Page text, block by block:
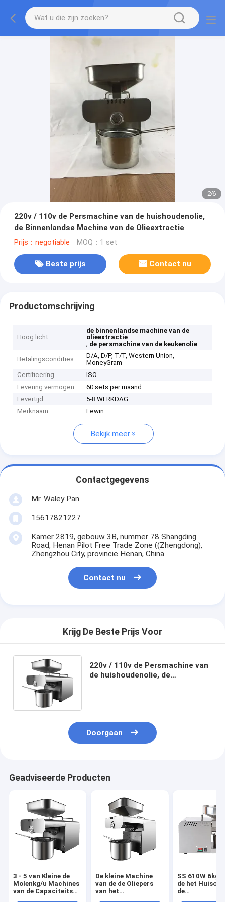
2/6
220v / 110v de Persmachine van de huishoudenolie,
de Binnenlandse Machine van de Olieextractie
Prijs：negotiable MOQ：1 set
Beste prijs Contact nu
Productomschrijving
Hoog licht
de binnenlandse machine van de
olieextractie
, de persmachine van de keukenolie
Betalingscondities
D/A, D/P, T/T, Western Union,
MoneyGram
Certificering
ISO
Levering vermogen
60 sets per maand
Levertijd
5-8 WERKDAG
Merknaam
Lewin
Bekijk meer
Contactgegevens
Mr. Waley Pan
15617821227
Kamer 2819, gebouw 3B, nummer 78 Shangding
Road, Henan Pilot Free Trade Zone ((Zhengdong),
Zhengzhou City, provincie Henan, China
Contact nu
Krijg De Beste Prijs Voor
220v / 110v de Persmachine van
de huishoudenolie, de
Doorgaan
Geadviseerde Producten
3 - 5 van Kleine de
Molenkg/u Machines
van de Capaciteits
De kleine Machine
van de de Oliepers
van het
SS 610W 6kg/
de het
de